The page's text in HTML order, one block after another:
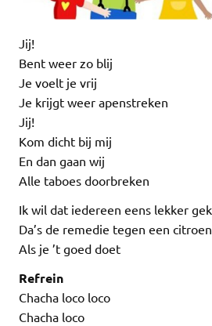
Jij!
Bent weer zo blij
Je voelt je vrij
Je krijgt weer apenstreken
Jij!
Kom dicht bij mij
En dan gaan wij
Alle taboes doorbreken
Ik wil dat iedereen eens lekker
Da’s de remedie tegen een
Als je ’t goed doet
Refrein
Chacha loco loco
Chacha loco